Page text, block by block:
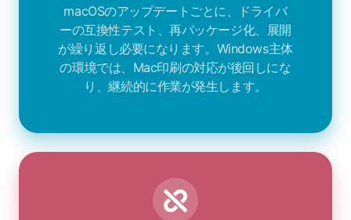
macOSのアップデートごとに、ドライバ
ーの互換性テスト、再パッケージ化、展開
が繰り返し必要になります。Windows主体
の環境では、Mac印刷の対応が後回しにな
り、継続的に作業が発生します。